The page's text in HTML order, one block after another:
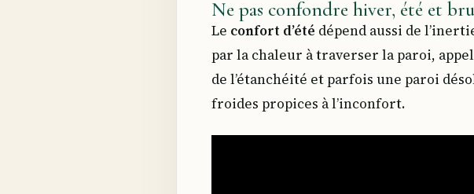
Ne pas confondre hiver, été et
Le confort d’été dépend aussi de
par la chaleur à traverser la paroi,
de l’étanchéité et parfois une paroi
froides propices à l’inconfort.